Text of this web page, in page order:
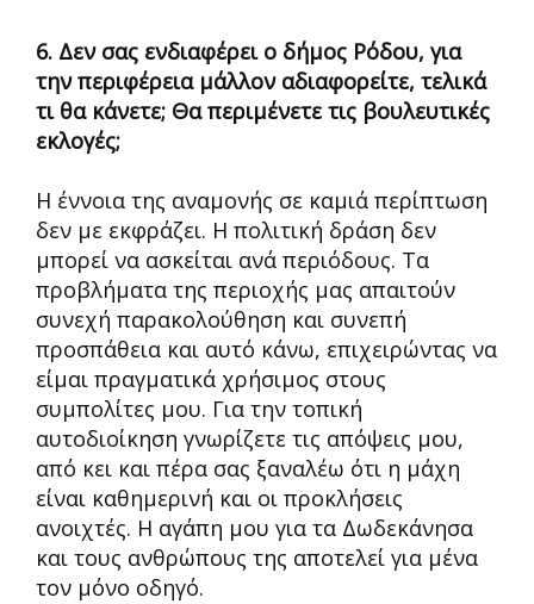
6. Δεν σας ενδιαφέρει ο δήμος Ρόδου, για
την περιφέρεια μάλλον αδιαφορείτε, τελικά
τι θα κάνετε; Θα περιμένετε τις βουλευτικές
εκλογές;
Η έννοια της αναμονής σε καμιά περίπτωση
δεν με εκφράζει. Η πολιτική δράση δεν
μπορεί να ασκείται ανά περιόδους. Τα
προβλήματα της περιοχής μας απαιτούν
συνεχή παρακολούθηση και συνεπή
προσπάθεια και αυτό κάνω, επιχειρώντας να
είμαι πραγματικά χρήσιμος στους
συμπολίτες μου. Για την τοπική
αυτοδιοίκηση γνωρίζετε τις απόψεις μου,
από κει και πέρα σας ξαναλέω ότι η μάχη
είναι καθημερινή και οι προκλήσεις
ανοιχτές. Η αγάπη μου για τα Δωδεκάνησα
και τους ανθρώπους της αποτελεί για μένα
τον μόνο οδηγό.